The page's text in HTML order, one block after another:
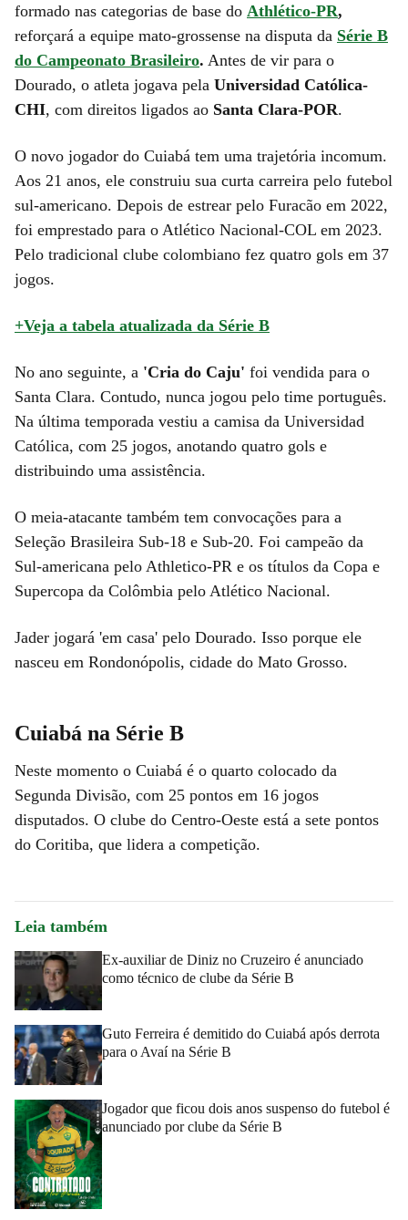
formado nas categorias de base do Athlético-PR,
reforçará a equipe mato-grossense na disputa da Série B
do Campeonato Brasileiro. Antes de vir para o
Dourado, o atleta jogava pela Universidad Católica-
CHI, com direitos ligados ao Santa Clara-POR.
O novo jogador do Cuiabá tem uma trajetória incomum.
Aos 21 anos, ele construiu sua curta carreira pelo futebol
sul-americano. Depois de estrear pelo Furacão em 2022,
foi emprestado para o Atlético Nacional-COL em 2023.
Pelo tradicional clube colombiano fez quatro gols em 37
jogos.
+Veja a tabela atualizada da Série B
No ano seguinte, a 'Cria do Caju' foi vendida para o
Santa Clara. Contudo, nunca jogou pelo time português.
Na última temporada vestiu a camisa da Universidad
Católica, com 25 jogos, anotando quatro gols e
distribuindo uma assistência.
O meia-atacante também tem convocações para a
Seleção Brasileira Sub-18 e Sub-20. Foi campeão da
Sul-americana pelo Athletico-PR e os títulos da Copa e
Supercopa da Colômbia pelo Atlético Nacional.
Jader jogará 'em casa' pelo Dourado. Isso porque ele
nasceu em Rondonópolis, cidade do Mato Grosso.
Cuiabá na Série B
Neste momento o Cuiabá é o quarto colocado da
Segunda Divisão, com 25 pontos em 16 jogos
disputados. O clube do Centro-Oeste está a sete pontos
do Coritiba, que lidera a competição.
Leia também
Ex-auxiliar de Diniz no Cruzeiro é anunciado
como técnico de clube da Série B
Guto Ferreira é demitido do Cuiabá após derrota
para o Avaí na Série B
Jogador que ficou dois anos suspenso do futebol é
anunciado por clube da Série B